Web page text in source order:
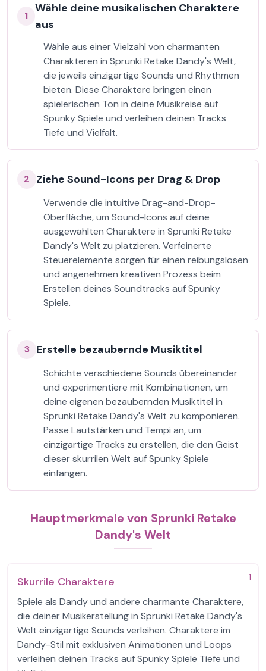
1
Wähle deine musikalischen Charaktere
aus
Wähle aus einer Vielzahl von charmanten
Charakteren in Sprunki Retake Dandy's Welt,
die jeweils einzigartige Sounds und Rhythmen
bieten. Diese Charaktere bringen einen
spielerischen Ton in deine Musikreise auf
Spunky Spiele und verleihen deinen Tracks
Tiefe und Vielfalt.
2 Ziehe Sound-Icons per Drag & Drop
Verwende die intuitive Drag-and-Drop-
Oberfläche, um Sound-Icons auf deine
ausgewählten Charaktere in Sprunki Retake
Dandy's Welt zu platzieren. Verfeinerte
Steuerelemente sorgen für einen reibungslosen
und angenehmen kreativen Prozess beim
Erstellen deines Soundtracks auf Spunky
Spiele.
3 Erstelle bezaubernde Musiktitel
Schichte verschiedene Sounds übereinander
und experimentiere mit Kombinationen, um
deine eigenen bezaubernden Musiktitel in
Sprunki Retake Dandy's Welt zu komponieren.
Passe Lautstärken und Tempi an, um
einzigartige Tracks zu erstellen, die den Geist
dieser skurrilen Welt auf Spunky Spiele
einfangen.
Hauptmerkmale von Sprunki Retake
Dandy's Welt
1
Skurrile Charaktere
Spiele als Dandy und andere charmante Charaktere,
die deiner Musikerstellung in Sprunki Retake Dandy's
Welt einzigartige Sounds verleihen. Charaktere im
Dandy-Stil mit exklusiven Animationen und Loops
verleihen deinen Tracks auf Spunky Spiele Tiefe und